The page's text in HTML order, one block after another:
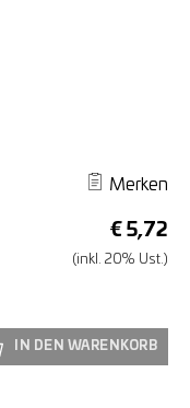
Merken
€ 5,72
(inkl. 20% Ust.)